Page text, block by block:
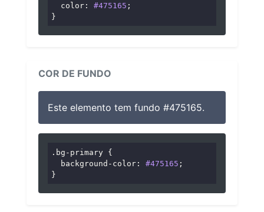
color : #475165 ;
}
COR DE FUNDO
Este elemento tem fundo #475165.
.bg-primary {
background-color : #475165 ;
}